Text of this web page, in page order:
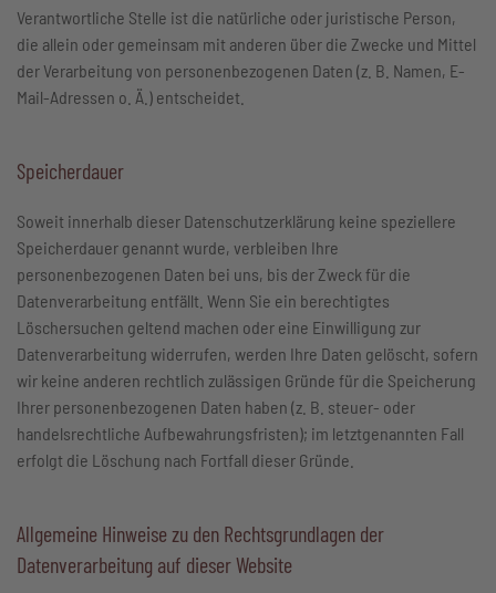
Verantwortliche Stelle ist die natürliche oder juristische Person,
die allein oder gemeinsam mit anderen über die Zwecke und Mittel
der Verarbeitung von personenbezogenen Daten (z. B. Namen, E-
Mail-Adressen o. Ä.) entscheidet.
Speicherdauer
Soweit innerhalb dieser Datenschutzerklärung keine speziellere
Speicherdauer genannt wurde, verbleiben Ihre
personenbezogenen Daten bei uns, bis der Zweck für die
Datenverarbeitung entfällt. Wenn Sie ein berechtigtes
Löschersuchen geltend machen oder eine Einwilligung zur
Datenverarbeitung widerrufen, werden Ihre Daten gelöscht, sofern
wir keine anderen rechtlich zulässigen Gründe für die Speicherung
Ihrer personenbezogenen Daten haben (z. B. steuer- oder
handelsrechtliche Aufbewahrungsfristen); im letztgenannten Fall
erfolgt die Löschung nach Fortfall dieser Gründe.
Allgemeine Hinweise zu den Rechtsgrundlagen der
Datenverarbeitung auf dieser Website